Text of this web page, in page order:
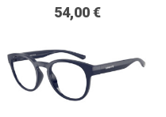
54,00 €